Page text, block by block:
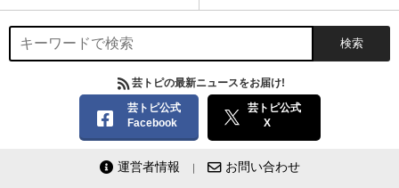
芸トピの最新ニュースをお届け!
芸トピ公式
Facebook
芸トピ公式
X
運営者情報 お問い合わせ